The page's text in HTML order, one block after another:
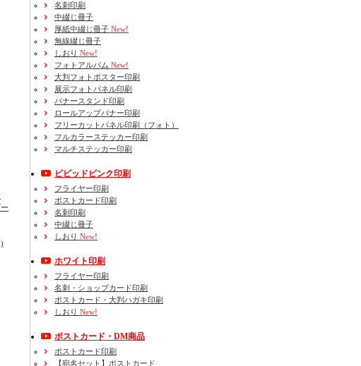
名刺印刷
中綴じ冊子
厚紙中綴じ冊子 New!
無線綴じ冊子
しおり New!
フォトアルバム New!
大判フォトポスター印刷
展示フォトパネル印刷
バナースタンド印刷
ロールアップバナー印刷
フリーカットパネル印刷（フォト）
フルカラーステッカー印刷
マルチステッカー印刷
ビビッドピンク印刷
フライヤー印刷
ポストカード印刷
名刺印刷
中綴じ冊子
しおり New!
ホワイト印刷
フライヤー印刷
名刺・ショップカード印刷
ポストカード・大判ハガキ印刷
しおり New!
ポストカード・DM商品
ポストカード印刷
【宛名セット】ポストカード